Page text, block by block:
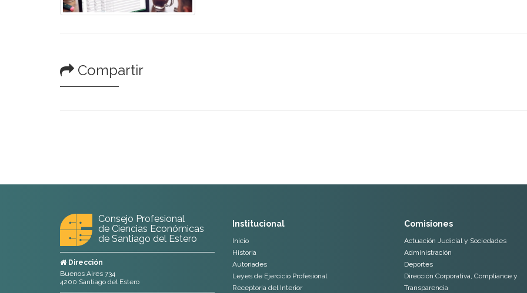
Compartir
Consejo Profesional
de Ciencias Económicas
de Santiago del Estero
Dirección
Buenos Aires 734
4200 Santiago del Estero
Institucional
Inicio
Historia
Autoriades
Leyes de Ejercicio Profesional
Receptoria del Interior
Comisiones
Actuación Judicial y Sociedades
Administración
Deportes
Dirección Corporativa, Compliance y
Transparencia